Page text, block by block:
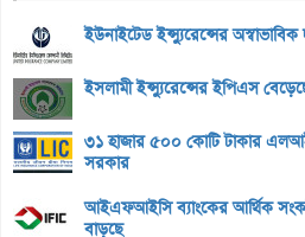
ইউনাইটেড ইন্স্যুরেন্সের অস্বাভাবিক
ইসলামী ইন্স্যুরেন্সের ইপিএস
৩১ হাজার ৫০০ কোটি টাকার
সরকার
আইএফআইসি ব্যাংকের আর্থিক
বাড়ছে